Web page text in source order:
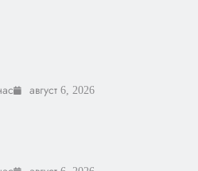
август 6, 2026